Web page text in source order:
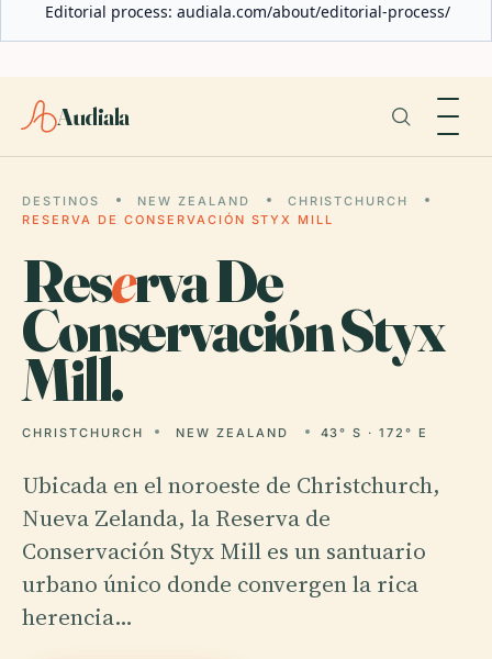
Editorial process: audiala.com/about/editorial-process/
Audiala
DESTINOS NEW ZEALAND
CHRISTCHURCH
RESERVA DE CONSERVACIÓN STYX MILL
Reserva De
Conservación Styx
Mill.
CHRISTCHURCH NEW ZEALAND 43° S · 172° E
Ubicada en el noroeste de Christchurch,
Nueva Zelanda, la Reserva de
Conservación Styx Mill es un santuario
urbano único donde convergen la rica
herencia…